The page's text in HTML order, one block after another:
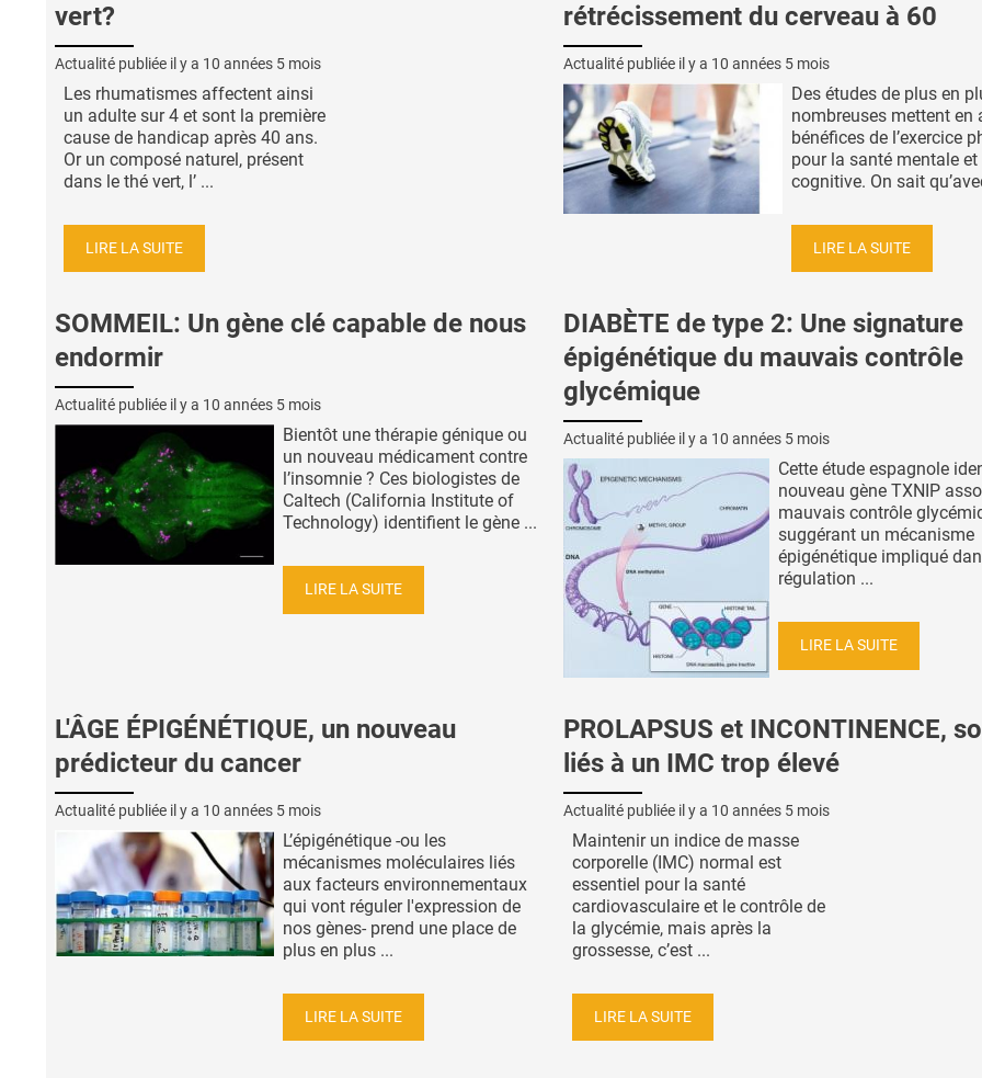
vert?
Actualité publiée il y a 10 années 5 mois
Les rhumatismes affectent ainsi
un adulte sur 4 et sont la première
cause de handicap après 40 ans.
Or un composé naturel, présent
dans le thé vert, l’ ...
LIRE LA SUITE
rétrécissement du cerveau à 60
Actualité publiée il y a 10 années 5 mois
Des études de plus en
nombreuses mettent en
bénéfices de l’exercice
pour la santé mentale et
cognitive. On sait
LIRE LA SUITE
SOMMEIL: Un gène clé capable de nous
endormir
Actualité publiée il y a 10 années 5 mois
Bientôt une thérapie génique ou
un nouveau médicament contre
l’insomnie ? Ces biologistes de
Caltech (California Institute of
Technology) identifient le gène ...
LIRE LA SUITE
DIABÈTE de type 2: Une signature
épigénétique du mauvais contrôle
glycémique
Actualité publiée il y a 10 années 5 mois
Cette étude espagnole
nouveau gène TXNIP
mauvais contrôle
suggérant un mécanisme
épigénétique impliqué
régulation ...
LIRE LA SUITE
L'ÂGE ÉPIGÉNÉTIQUE, un nouveau
prédicteur du cancer
Actualité publiée il y a 10 années 5 mois
L’épigénétique -ou les
mécanismes moléculaires liés
aux facteurs environnementaux
qui vont réguler l'expression de
nos gènes- prend une place de
plus en plus ...
LIRE LA SUITE
PROLAPSUS et INCONTINENCE,
liés à un IMC trop élevé
Actualité publiée il y a 10 années 5 mois
Maintenir un indice de masse
corporelle (IMC) normal est
essentiel pour la santé
cardiovasculaire et le contrôle de
la glycémie, mais après la
grossesse, c’est ...
LIRE LA SUITE